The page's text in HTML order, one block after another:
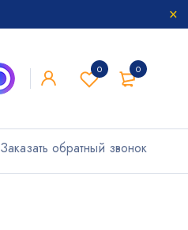
0
0
Заказать обратный звонок